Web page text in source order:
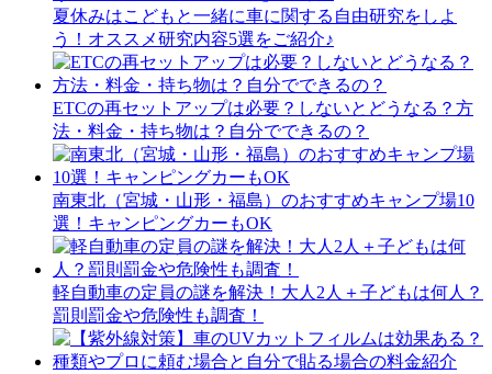
夏休みはこどもと一緒に車に関する自由研究をしよ
う！オススメ研究内容5選をご紹介♪
ETCの再セットアップは必要？しないとどうなる？方
法・料金・持ち物は？自分でできるの？
南東北（宮城・山形・福島）のおすすめキャンプ場10
選！キャンピングカーもOK
軽自動車の定員の謎を解決！大人2人＋子どもは何人？
罰則罰金や危険性も調査！